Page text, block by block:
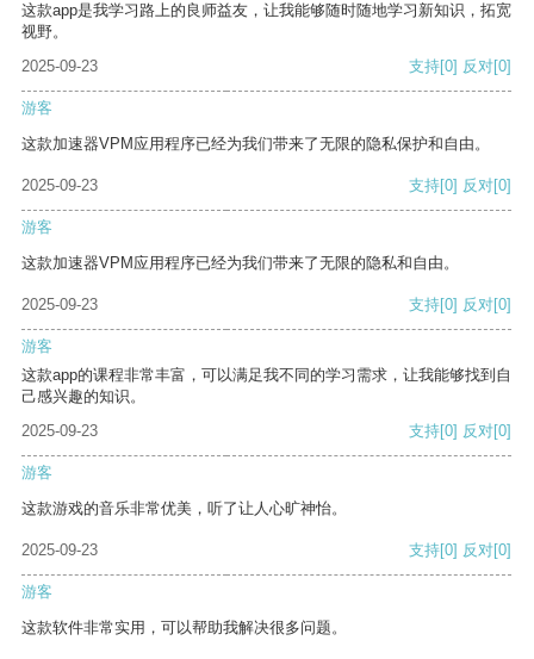
这款app是我学习路上的良师益友，让我能够随时随地学习新知识，拓宽
视野。
2025-09-23
支持[0] 反对[0]
游客
这款加速器VPM应用程序已经为我们带来了无限的隐私保护和自由。
2025-09-23 支持[0] 反对[0]
游客
这款加速器VPM应用程序已经为我们带来了无限的隐私和自由。
2025-09-23 支持[0] 反对[0]
游客
这款app的课程非常丰富，可以满足我不同的学习需求，让我能够找到自
己感兴趣的知识。
2025-09-23
支持[0] 反对[0]
游客
这款游戏的音乐非常优美，听了让人心旷神怡。
2025-09-23 支持[0] 反对[0]
游客
这款软件非常实用，可以帮助我解决很多问题。